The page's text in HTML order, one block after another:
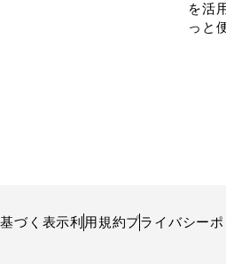
を活
っと
づく表示利用規約プライバシー